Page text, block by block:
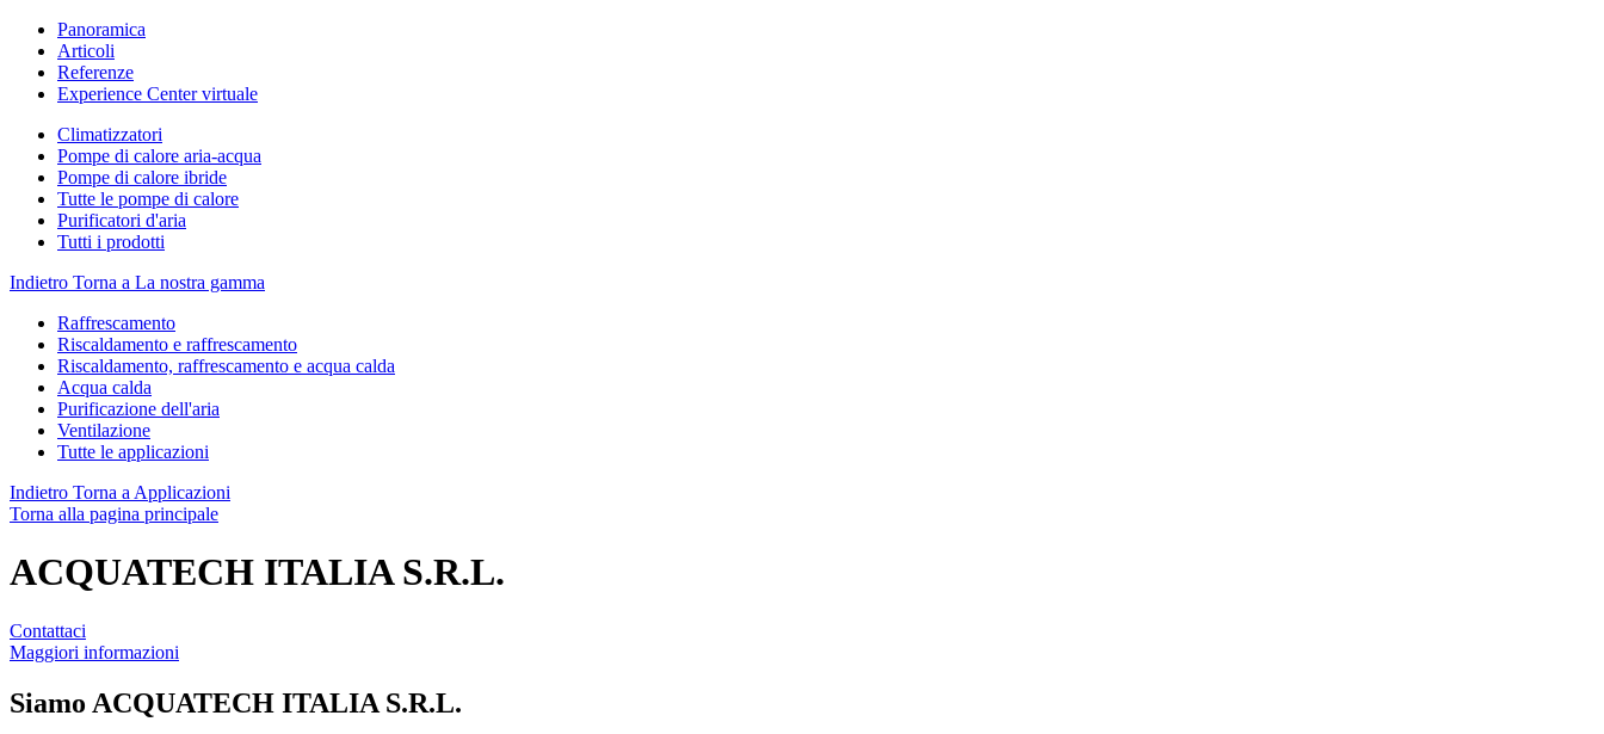
Panoramica
Articoli
Referenze
Experience Center virtuale
Climatizzatori
Pompe di calore aria-acqua
Pompe di calore ibride
Tutte le pompe di calore
Purificatori d'aria
Tutti i prodotti
Indietro Torna a La nostra gamma
Raffrescamento
Riscaldamento e raffrescamento
Riscaldamento, raffrescamento e acqua calda
Acqua calda
Purificazione dell'aria
Ventilazione
Tutte le applicazioni
Indietro Torna a Applicazioni
Torna alla pagina principale
ACQUATECH ITALIA S.R.L.
Contattaci
Maggiori informazioni
Siamo ACQUATECH ITALIA S.R.L.